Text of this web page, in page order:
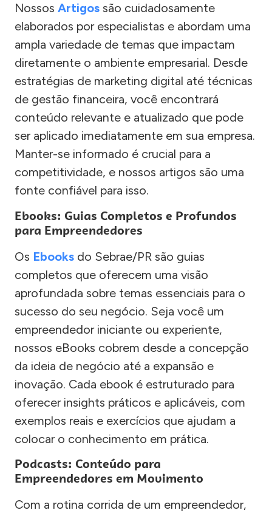
Nossos Artigos são cuidadosamente
elaborados por especialistas e abordam uma
ampla variedade de temas que impactam
diretamente o ambiente empresarial. Desde
estratégias de marketing digital até técnicas
de gestão financeira, você encontrará
conteúdo relevante e atualizado que pode
ser aplicado imediatamente em sua empresa.
Manter-se informado é crucial para a
competitividade, e nossos artigos são uma
fonte confiável para isso.
Ebooks: Guias Completos e Profundos
para Empreendedores
Os Ebooks do Sebrae/PR são guias
completos que oferecem uma visão
aprofundada sobre temas essenciais para o
sucesso do seu negócio. Seja você um
empreendedor iniciante ou experiente,
nossos eBooks cobrem desde a concepção
da ideia de negócio até a expansão e
inovação. Cada ebook é estruturado para
oferecer insights práticos e aplicáveis, com
exemplos reais e exercícios que ajudam a
colocar o conhecimento em prática.
Podcasts: Conteúdo para
Empreendedores em Movimento
Com a rotina corrida de um empreendedor,